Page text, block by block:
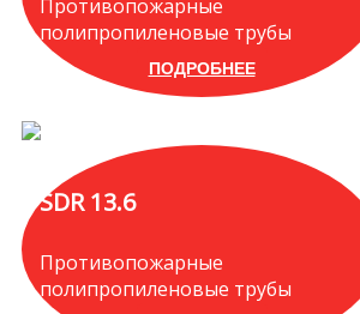
Противопожарные
полипропиленовые трубы
ПОДРОБНЕЕ
SDR 13.6
Противопожарные
полипропиленовые трубы